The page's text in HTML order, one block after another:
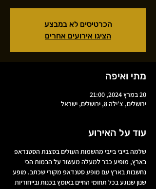
הכרטיסים לא במבצע
הציגו אירועים אחרים
מתי ואיפה
20 במרץ 2024, 21:00
ירושלים, צ'ילה 8, ירושלים, ישראל
עוד על האירוע
שלמה בייבי בייבי מהשמות העולים בסצנת הסטנדאפ
בארץ, מופיע כבר למעלה מעשור על הבמות הכי
נחשבות בארץ עם מופע סטנדאפ מקורי שכתב. מופע
שנון שנוגע בכל תחומי החיים באומץ בכנות ובייחודיות